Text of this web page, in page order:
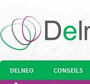
DELNEO CONSEILS